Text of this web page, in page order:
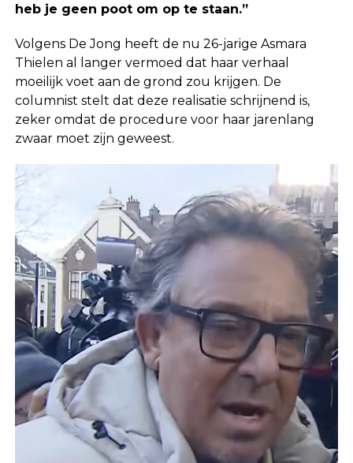
heb je geen poot om op te staan.”
Volgens De Jong heeft de nu 26-jarige Asmara
Thielen al langer vermoed dat haar verhaal
moeilijk voet aan de grond zou krijgen. De
columnist stelt dat deze realisatie schrijnend is,
zeker omdat de procedure voor haar jarenlang
zwaar moet zijn geweest.